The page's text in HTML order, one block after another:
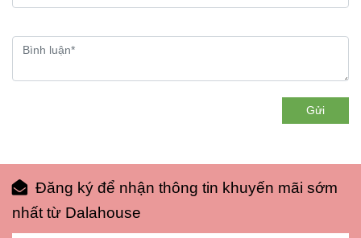
Gửi
Đăng ký để nhận thông tin khuyến mãi sớm
nhất từ Dalahouse